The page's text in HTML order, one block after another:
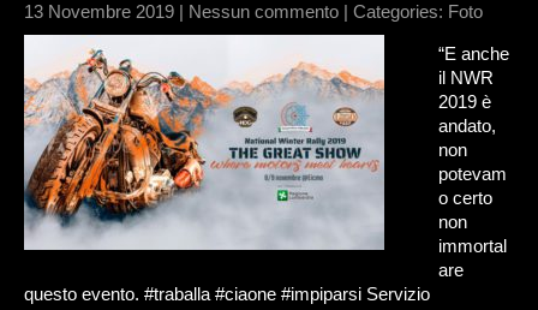
13 Novembre 2019 | Nessun commento | Categories: Foto
“E anche
il NWR
2019 è
andato,
non
potevam
o certo
non
immortal
are
questo evento. #traballa #ciaone #impiparsi Servizio